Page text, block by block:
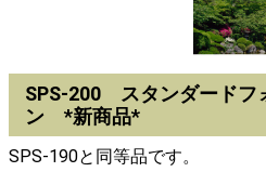
SPS-200 スタンダードフ
ン *新商品*
SPS-190と同等品です。